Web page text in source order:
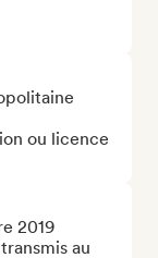
ou licence
2019
au